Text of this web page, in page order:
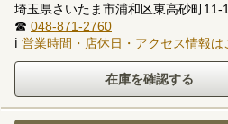
埼玉県さいたま市浦和区東高砂町11-
☎ 048-871-2760
ℹ 営業時間・店休日・アクセス情報は